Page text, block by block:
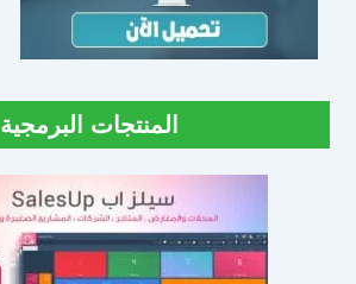
المنتجات البرمجية